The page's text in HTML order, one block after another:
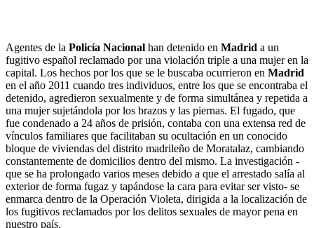
Agentes de la Policía Nacional han detenido en Madrid a un
fugitivo español reclamado por una violación triple a una mujer en la
capital. Los hechos por los que se le buscaba ocurrieron en Madrid
en el año 2011 cuando tres individuos, entre los que se encontraba el
detenido, agredieron sexualmente y de forma simultánea y repetida a
una mujer sujetándola por los brazos y las piernas. El fugado, que
fue condenado a 24 años de prisión, contaba con una extensa red de
vínculos familiares que facilitaban su ocultación en un conocido
bloque de viviendas del distrito madrileño de Moratalaz, cambiando
constantemente de domicilios dentro del mismo. La investigación -
que se ha prolongado varios meses debido a que el arrestado salía al
exterior de forma fugaz y tapándose la cara para evitar ser visto- se
enmarca dentro de la Operación Violeta, dirigida a la localización de
los fugitivos reclamados por los delitos sexuales de mayor pena en
nuestro país.